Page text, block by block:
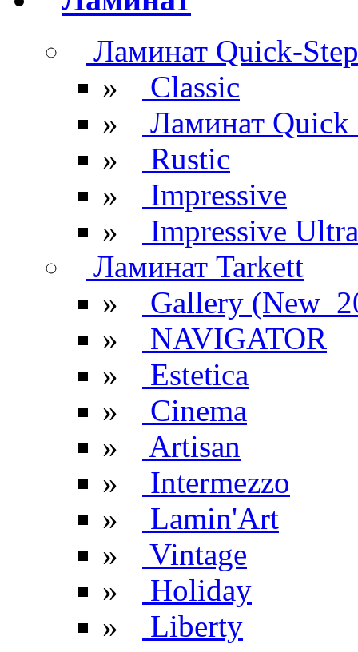
Ламинат Quick-Step
»
Classic
»
Ламинат Quick
»
Rustic
»
Impressive
»
Impressive Ultra
Ламинат Tarkett
»
Gallery
»
NAVIGATOR
»
Estetica
»
Cinema
»
Artisan
»
Intermezzo
»
Lamin'Art
»
Vintage
»
Holiday
»
Liberty